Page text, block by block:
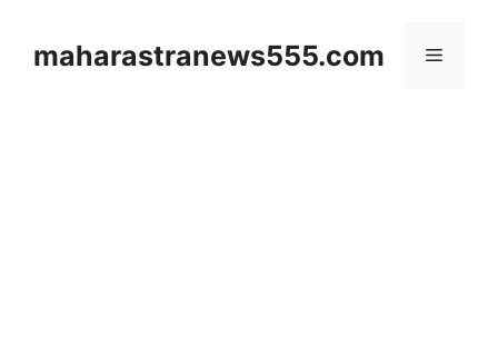
contentmaharastranews555.com Menu